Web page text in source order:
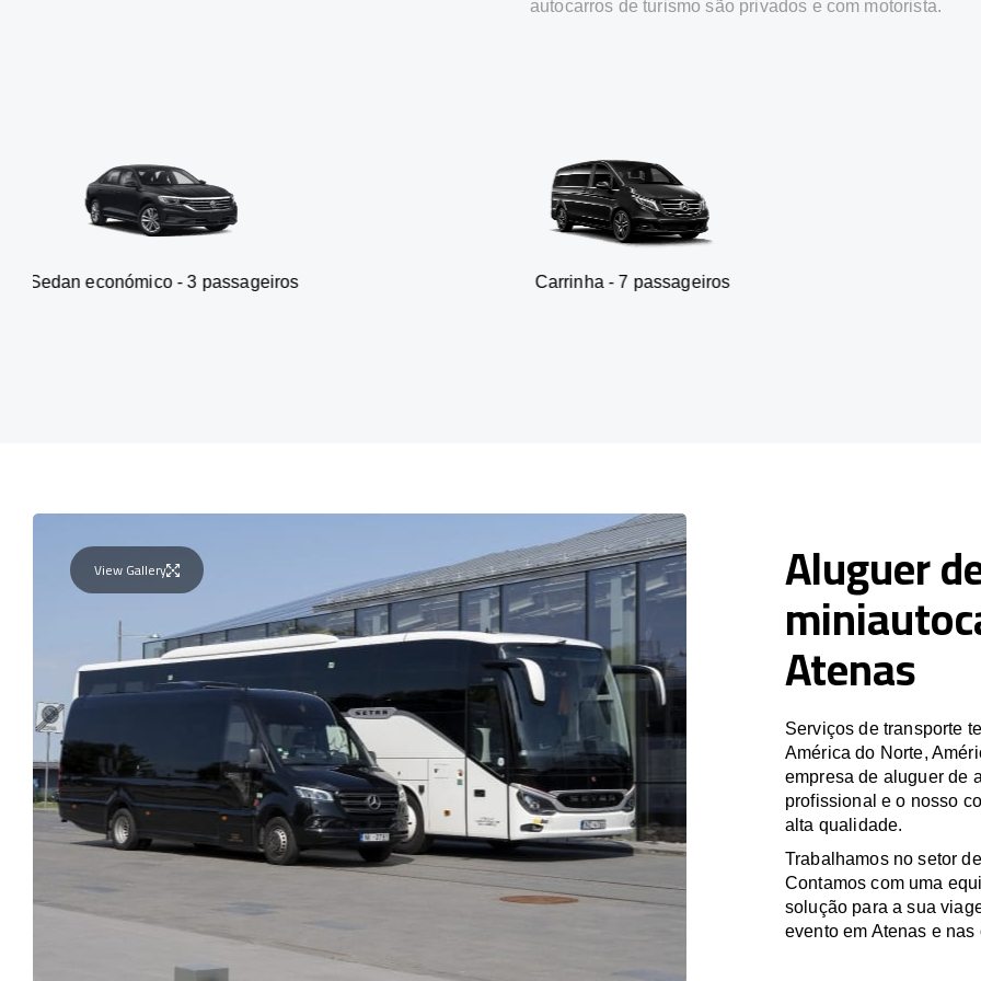
autocarros de turismo são privados e com motorista.
- 3 passageiros Carrinha - 7 passageiros SUV - 3
View Gallery Aluguer
Atenas
Serviços de transporte
América do Norte,
empresa de aluguer de
profissional e o nosso
alta qualidade.
Trabalhamos no setor
Contamos com uma
solução para a sua
evento em Atenas e